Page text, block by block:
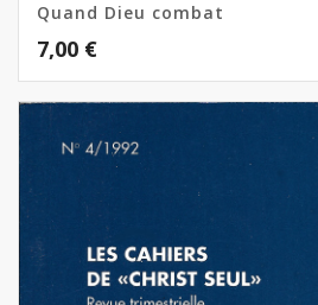
Quand Dieu combat
7,00 €